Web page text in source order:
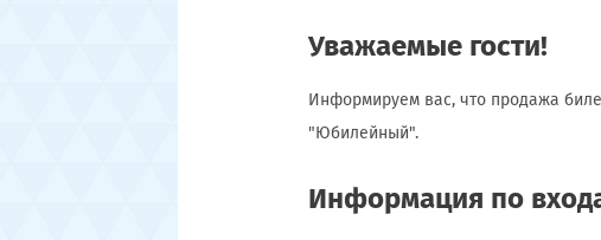
Уважаемые гости!
Информируем вас, что продажа
"Юбилейный".
Информация по